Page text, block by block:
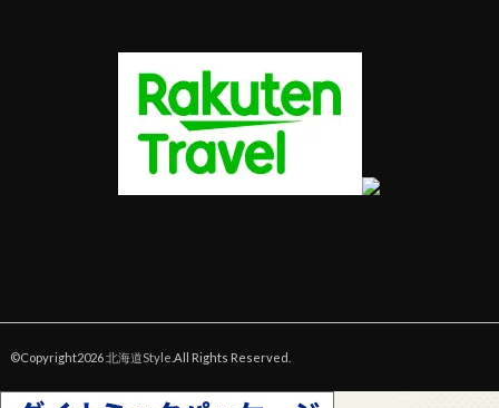
©Copyright2026北海道Style .All Rights Reserved.